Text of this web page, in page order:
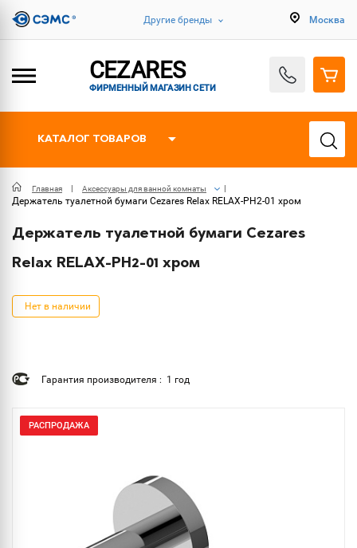
Другие бренды Москва
CEZARES
ФИРМЕННЫЙ МАГАЗИН СЕТИ
КАТАЛОГ ТОВАРОВ
Главная Аксессуары для ванной комнаты
Держатель туалетной бумаги Cezares Relax RELAX-PH2-01 хром
Держатель туалетной бумаги Cezares
Relax RELAX-PH2-01 хром
Нет в наличии
Гарантия производителя : 1 год
РАСПРОДАЖА